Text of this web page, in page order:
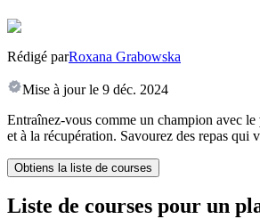
Rédigé parRoxana Grabowska
Mise à jour le 9 déc. 2024
Entraînez-vous comme un champion avec le
et à la récupération. Savourez des repas qui
Obtiens la liste de courses
Liste de courses pour un